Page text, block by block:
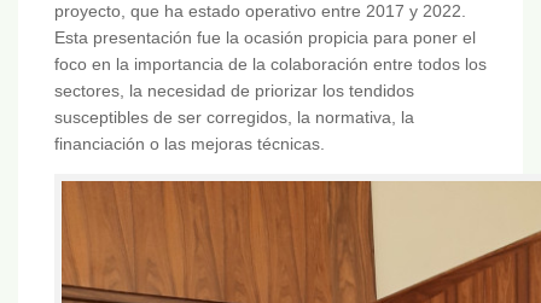
proyecto, que ha estado operativo entre 2017 y 2022.
Esta presentación fue la ocasión propicia para poner el
foco en la importancia de la colaboración entre todos los
sectores, la necesidad de priorizar los tendidos
susceptibles de ser corregidos, la normativa, la
financiación o las mejoras técnicas.